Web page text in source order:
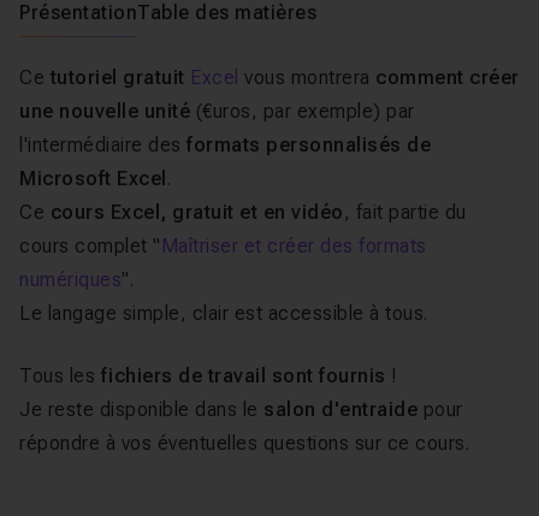
PrésentationTable des matières
Ce tutoriel gratuit Excel vous montrera comment créer
une nouvelle unité (€uros, par exemple) par
l'intermédiaire des formats personnalisés de
Microsoft Excel .
Ce cours Excel, gratuit et en vidéo , fait partie du
cours complet " Maîtriser et créer des formats
numériques".
Le langage simple, clair est accessible à tous.
Tous les fichiers de travail sont fournis !
Je reste disponible dans le salon d'entraide pour
répondre à vos éventuelles questions sur ce cours.